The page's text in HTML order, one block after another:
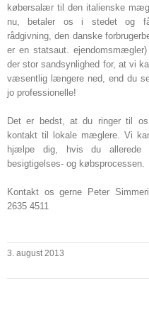
købersalær til den italienske
nu, betaler os i stedet og
rådgivning, den danske
er en statsaut.
der stor sandsynlighed for, at vi
væsentlig længere ned, end du
jo professionelle!
Det er bedst, at du ringer til
kontakt til lokale mæglere. Vi
hjælpe dig, hvis du
besigtigelses- og købsprocessen.
Kontakt os gerne Peter
2635 4511
3. august 2013